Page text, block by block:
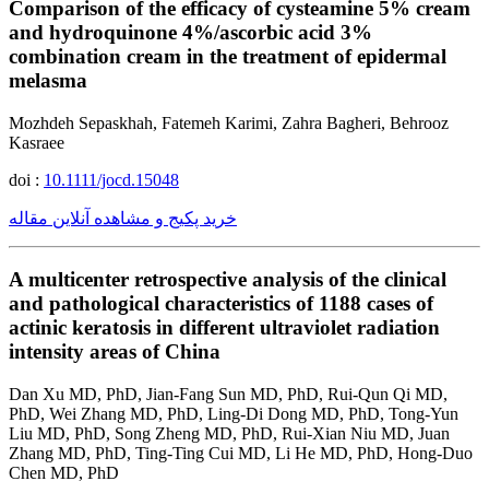
Comparison of the efficacy of cysteamine 5% cream
and hydroquinone 4%/ascorbic acid 3%
combination cream in the treatment of epidermal
melasma
Mozhdeh Sepaskhah, Fatemeh Karimi, Zahra Bagheri, Behrooz
Kasraee
doi : 10.1111/jocd.15048
خرید پکیج و مشاهده آنلاین مقاله
A multicenter retrospective analysis of the clinical
and pathological characteristics of 1188 cases of
actinic keratosis in different ultraviolet radiation
intensity areas of China
Dan Xu MD, PhD, Jian-Fang Sun MD, PhD, Rui-Qun Qi MD,
PhD, Wei Zhang MD, PhD, Ling-Di Dong MD, PhD, Tong-Yun
Liu MD, PhD, Song Zheng MD, PhD, Rui-Xian Niu MD, Juan
Zhang MD, PhD, Ting-Ting Cui MD, Li He MD, PhD, Hong-Duo
Chen MD, PhD